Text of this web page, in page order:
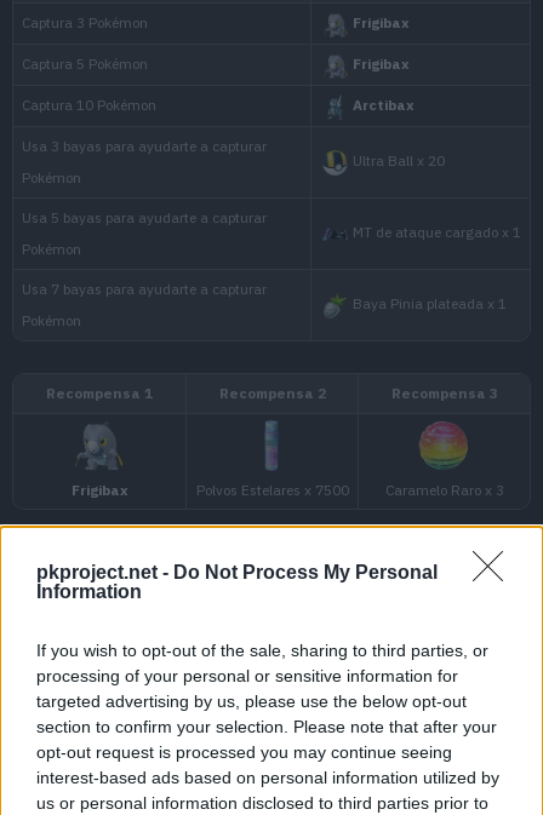
pkproject.net - Do Not Process My Personal
Information
If you wish to opt-out of the sale, sharing to third parties, or
processing of your personal or sensitive information for
targeted advertising by us, please use the below opt-out
section to confirm your selection. Please note that after your
opt-out request is processed you may continue seeing
interest-based ads based on personal information utilized by
us or personal information disclosed to third parties prior to
Baxcalibur
Captura 3 Pokémon
Captura 5 Pokémon
Captura 10 Pokémon
Haz 7 buenos lanzamientos
Haz 5 grandes lanzamientos
Haz 5 lanzamientos de bola curva